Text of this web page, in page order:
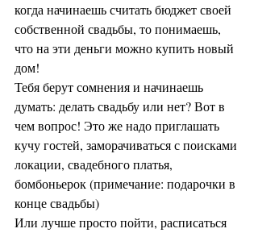
когда начинаешь считать бюджет своей
собственной свадьбы, то понимаешь,
что на эти деньги можно купить новый
дом!
Тебя берут сомнения и начинаешь
думать: делать свадьбу или нет? Вот в
чем вопрос! Это же надо приглашать
кучу гостей, заморачиваться с поисками
локации, свадебного платья,
бомбоньерок (примечание: подарочки в
конце свадьбы)
Или лучше просто пойти, расписаться